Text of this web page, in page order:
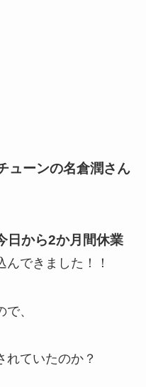
ューンの名倉潤さん
日から2か月間休業
できました！！
、
れていたのか？